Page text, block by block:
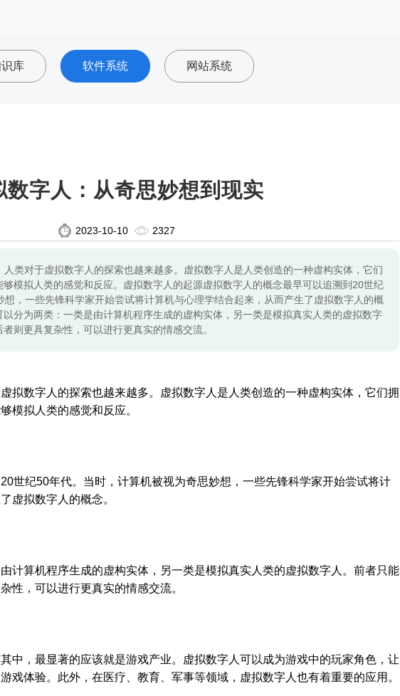
库 软件系统 网站系统
数字人：从奇思妙想到现实
2023-10-10 2327
类对于虚拟数字人的探索也越来越多。虚拟数字人是人类创造的一种虚构实体，它们
模拟人类的感觉和反应。虚拟数字人的起源虚拟数字人的概念最早可以追溯到20世纪
，一些先锋科学家开始尝试将计算机与心理学结合起来，从而产生了虚拟数字人的概
分为两类：一类是由计算机程序生成的虚构实体，另一类是模拟真实人类的虚拟数字
则更具复杂性，可以进行更真实的情感交流。
拟数字人的探索也越来越多。虚拟数字人是人类创造的一种虚构实体，它们拥
模拟人类的感觉和反应。
世纪50年代。当时，计算机被视为奇思妙想，一些先锋科学家开始尝试将计
虚拟数字人的概念。
计算机程序生成的虚构实体，另一类是模拟真实人类的虚拟数字人。前者只能
性，可以进行更真实的情感交流。
中，最显著的应该就是游戏产业。虚拟数字人可以成为游戏中的玩家角色，让
戏体验。此外，在医疗、教育、军事等领域，虚拟数字人也有着重要的应用。